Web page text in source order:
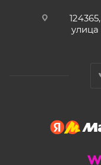
улица